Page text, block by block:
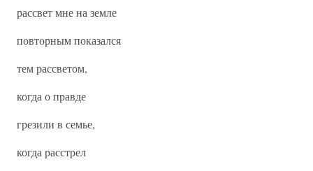
рассвет мне на земле
повторным показался
тем рассветом,
когда о правде
грезили в семье,
когда расстрел